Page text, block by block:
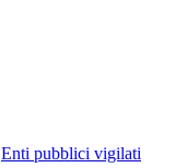
Enti pubblici vigilati